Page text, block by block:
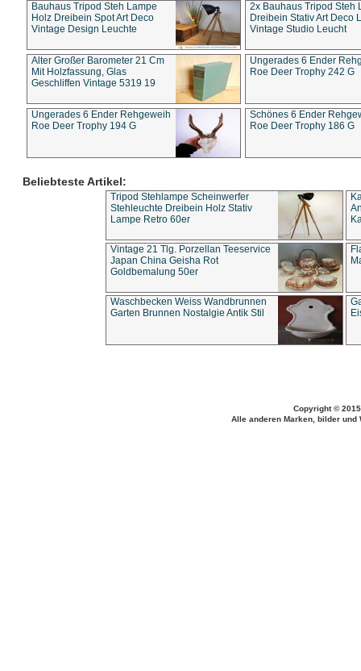
Bauhaus Tripod Steh Lampe
Holz Dreibein Spot Art Deco
Vintage Design Leuchte
2x Bauhaus Tripod Steh
Dreibein Stativ Art Deco
Vintage Studio Leucht
Alter Großer Barometer 21 Cm
Mit Holzfassung, Glas
Geschliffen Vintage 5319 19
Ungerades 6 Ender
Roe Deer Trophy 242 G
Ungerades 6 Ender Rehgeweih
Roe Deer Trophy 194 G
Schönes 6 Ender
Roe Deer Trophy 186 G
Beliebteste Artikel:
Tripod Stehlampe Scheinwerfer
Stehleuchte Dreibein Holz Stativ
Lampe Retro 60er
Vintage 21 Tlg. Porzellan Teeservice
Japan China Geisha Rot
Goldbemalung 50er
Waschbecken Weiss Wandbrunnen
Garten Brunnen Nostalgie Antik Stil
Copyright ©
Alle anderen Marken, bilder und